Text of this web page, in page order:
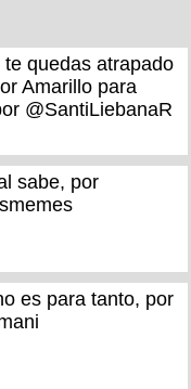
quedas atrapado
Amarillo para
@SantiLiebanaR
sabe, por
es para tanto, por